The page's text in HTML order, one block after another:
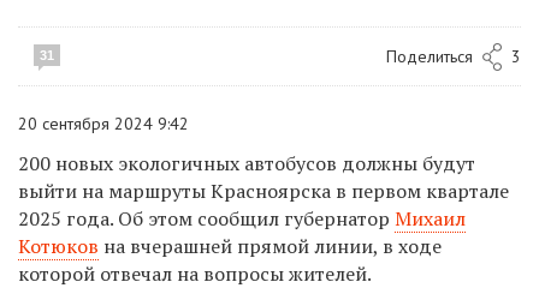
31 Поделиться 3
20 сентября 2024 9:42
200 новых экологичных автобусов должны будут
выйти на маршруты Красноярска в первом квартале
2025 года. Об этом сообщил губернатор Михаил
Котюков на вчерашней прямой линии, в ходе
которой отвечал на вопросы жителей.